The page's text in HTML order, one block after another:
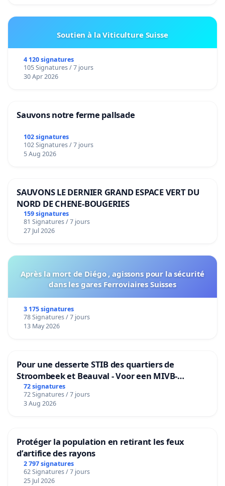
Soutien à la Viticulture Suisse
4 120 signatures
105 Signatures / 7 jours
30 Apr 2026
Sauvons notre ferme pallsade
102 signatures
102 Signatures / 7 jours
5 Aug 2026
SAUVONS LE DERNIER GRAND ESPACE VERT DU
NORD DE CHENE-BOUGERIES
159 signatures
81 Signatures / 7 jours
27 Jul 2026
Après la mort de Diégo , agissons pour la sécurité
dans les gares Ferroviaires Suisses
3 175 signatures
78 Signatures / 7 jours
13 May 2026
Pour une desserte STIB des quartiers de
Stroombeek et Beauval - Voor een MIVB-
bediening van de wijken Strombeek en Het
Voor
72 signatures
72 Signatures / 7 jours
3 Aug 2026
Protéger la population en retirant les feux
d’artifice des rayons
2 797 signatures
62 Signatures / 7 jours
25 Jul 2026